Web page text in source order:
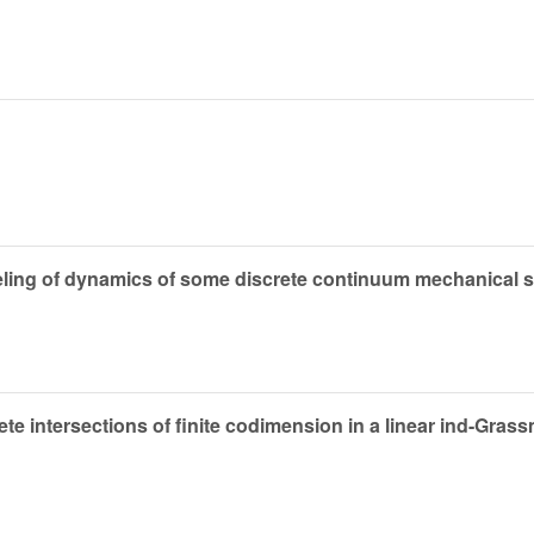
of dynamics of some discrete continuum mechanical
intersections of finite codimension in a linear ind-